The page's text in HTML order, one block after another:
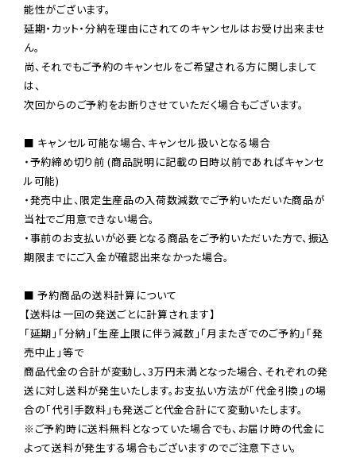
能性がございます。
延期・カット・分納を理由にされてのキャンセルはお受け出来ませ
ん。
尚、それでもご予約のキャンセルをご希望される方に関しまして
は、
次回からのご予約をお断りさせていただく場合もございます。
■ キャンセル可能な場合、キャンセル扱いとなる場合
・予約締め切り前 (商品説明に記載の日時以前であればキャンセ
ル可能)
・発売中止、限定生産品の入荷数減数でご予約いただいた商品が
当社でご用意できない場合。
・事前のお支払いが必要となる商品をご予約いただいた方で、振込
期限までにご入金が確認出来なかった場合。
■ 予約商品の送料計算について
【送料は一回の発送ごとに計算されます】
「延期」「分納」「生産上限に伴う減数」「月またぎでのご予約」「発
売中止」等で
商品代金の合計が変動し、3万円未満となった場合、それぞれの発
送に対し送料が発生いたします。お支払い方法が「代金引換」の場
※ご予約時に送料無料となっていた場合でも、お届け時の代金に
よって送料が発生する場合もございますのでご注意下さい。